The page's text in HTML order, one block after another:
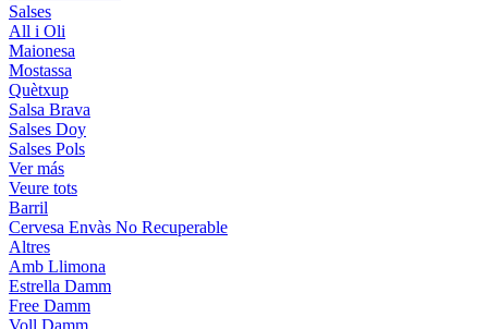
Salses
All i Oli
Maionesa
Mostassa
Quètxup
Salsa Brava
Salses Doy
Salses Pols
Ver más
Veure tots
Barril
Cervesa Envàs No Recuperable
Altres
Amb Llimona
Estrella Damm
Free Damm
Voll Damm